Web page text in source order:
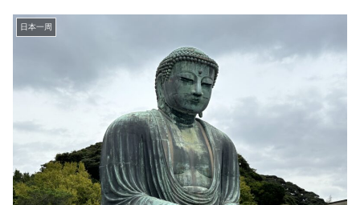
日本一周